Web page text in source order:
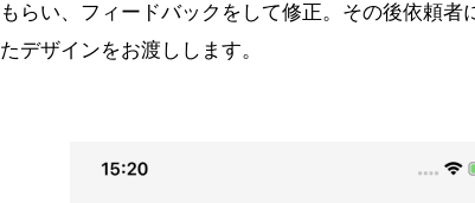
らい、フィードバックをして修正。その後依頼
デザインをお渡しします。